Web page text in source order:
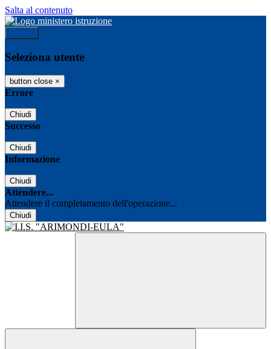
Salta al contenuto
Seleziona utente
button close ×
Errore
Chiudi
Successo
Chiudi
Informazione
Chiudi
Attendere...
Attendere il completamento dell'operazione...
Chiudi